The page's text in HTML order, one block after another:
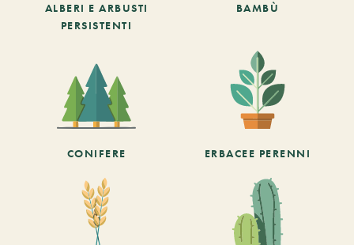
ALBERI E ARBUSTI
PERSISTENTI
BAMBÙ
CONIFERE ERBACEE PERENNI